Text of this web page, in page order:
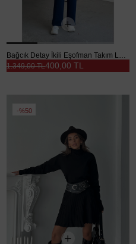
Bağcık Detay İkili Eşofman Takım Lacivert - Lacivert
400,00 TL
1.349,00 TL
%50